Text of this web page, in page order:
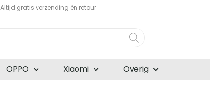
Altijd gratis verzending én retour
OPPO Xiaomi Overig